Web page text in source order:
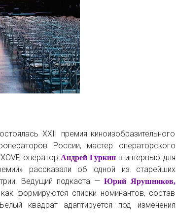
XXII премия киноизобразительного
России, мастер операторского
операторАндрей Гуркин в интервью для
рассказали об одной из старейших
Ведущий подкаста — Юрий Ярушников,
формируются списки номинантов, состав
квадрат адаптируется под изменения